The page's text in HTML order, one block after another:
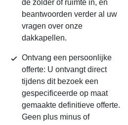
de zolder of ruimte in, en
beantwoorden verder al uw
vragen over onze
dakkapellen.
Ontvang een persoonlijke
offerte: U ontvangt direct
tijdens dit bezoek een
gespecificeerde op maat
gemaakte definitieve offerte.
Geen plus minus of